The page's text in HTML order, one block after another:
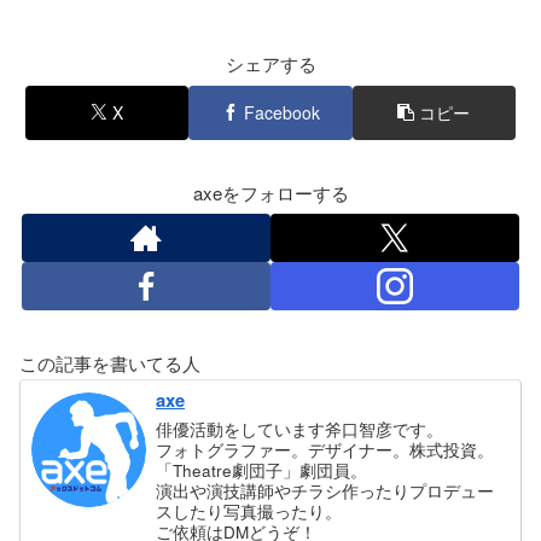
シェアする
X Facebook コピー
axeをフォローする
この記事を書いてる人
axe
俳優活動をしています斧口智彦です。
フォトグラファー。デザイナー。株式投資。
「Theatre劇団子」劇団員。
演出や演技講師やチラシ作ったりプロデュー
スしたり写真撮ったり。
ご依頼はDMどうぞ！